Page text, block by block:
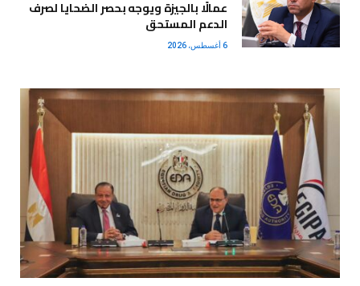
عمالًا بالجيزة ويوجه بحصر الضحايا لصرف
الدعم المستحق
6 أغسطس، 2026